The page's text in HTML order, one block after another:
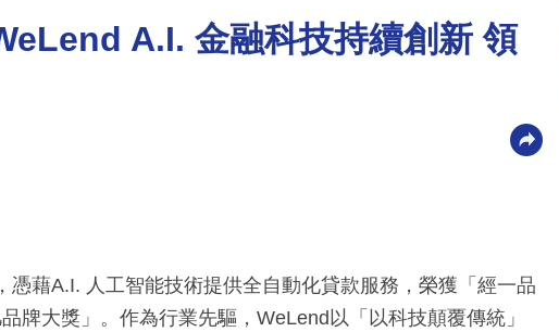
A.I. 金融科技持續創新 領
藉A.I. 人工智能技術提供全自動化貸款服務，榮獲「經一品
牌大獎」。作為行業先驅，WeLend以「以科技顛覆傳統」